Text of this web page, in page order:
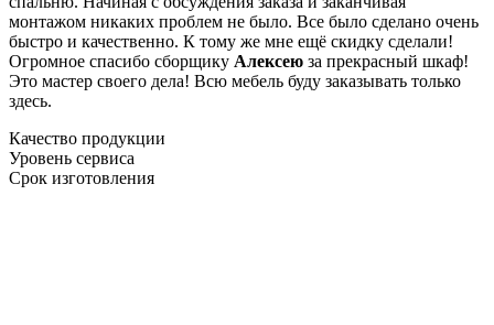
монтажом никаких проблем не было. Все было сделано очень
быстро и качественно. К тому же мне ещё скидку сделали!
Огромное спасибо сборщику Алексею за прекрасный шкаф!
Это мастер своего дела! Всю мебель буду заказывать только
здесь.
Качество продукции
Уровень сервиса
Срок изготовления